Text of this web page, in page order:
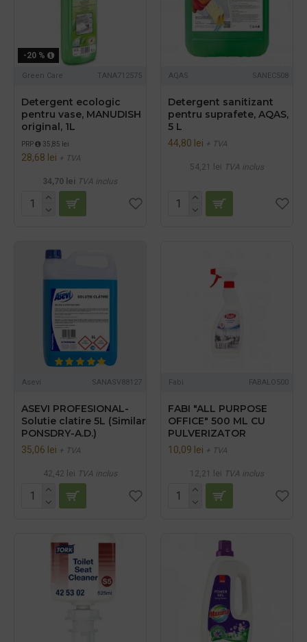
-20 %
Green Care TANA712575
Detergent ecologic
pentru vase, MANUDISH
original, 1L
PRP 35,85 lei
28,68 lei + TVA
34,70 lei TVA inclus
AQAS SANEC508
Detergent sanitizant
pentru suprafete, AQAS,
5 L
44,80 lei + TVA
54,21 lei TVA inclus
Asevi SANASV88127
ASEVI PROFESIONAL-
Solutie clatire 5L (Similar
PONSDRY-A.D.)
35,06 lei + TVA
42,42 lei TVA inclus
Fabi FABALO500
FABI "ALL PURPOSE
OFFICE" 500 ML CU
PULVERIZATOR
10,09 lei + TVA
12,21 lei TVA inclus